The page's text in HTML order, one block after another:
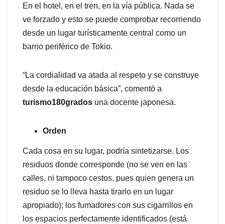
En el hotel, en el tren, en la vía pública. Nada se
ve forzado y esto se puede comprobar recorriendo
desde un lugar turísticamente central como un
barrio periférico de Tokio.
“La cordialidad va atada al respeto y se construye
desde la educación básica”, comentó a
turismo180grados una docente japonesa.
Orden
Cada cosa en su lugar, podría sintetizarse. Los
residuos donde corresponde (no se ven en las
calles, ni tampoco cestos, pues quien genera un
residuo se lo lleva hasta tirarlo en un lugar
apropiado); los fumadores con sus cigarrillos en
los espacios perfectamente identificados (está